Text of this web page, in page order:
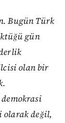
Bugün Türk
gün
olan bir
olarak değil,